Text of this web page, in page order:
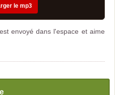
le mp3
envoyé dans l'espace et aime